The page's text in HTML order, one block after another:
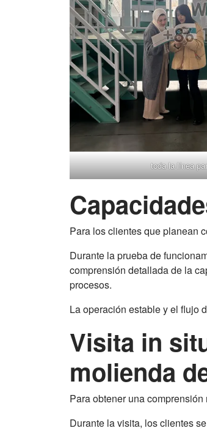
toda la línea
Para los clientes que planean
Durante la prueba de
comprensión detallada de la
procesos.
La operación estable y el flujo
Visita in
molienda
Para obtener una
Durante la visita, los clientes